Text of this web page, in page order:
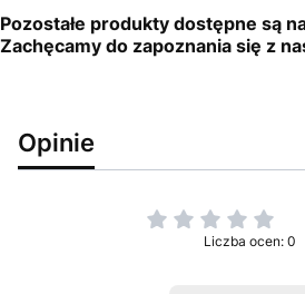
Pozostałe produkty dostępne są
Zachęcamy do zapoznania się z
Opinie
Liczba ocen: 0